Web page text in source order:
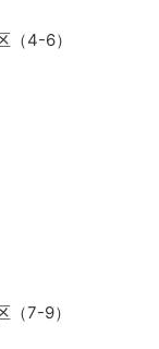
（4-6）
（7-9）